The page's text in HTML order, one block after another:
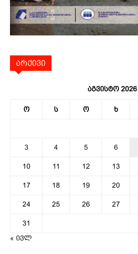
არქივი
აგვისტო 2026
ო ს ო ხ
3 4 5 6
10 11 12 13
17 18 19 20
24 25 26 27
31
« ივლ